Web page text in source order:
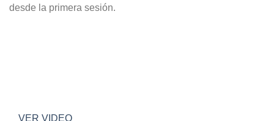
desde la primera sesión.
VER VIDEO